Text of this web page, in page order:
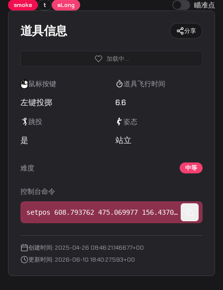
smoke t aLong 瞄准点
道具信息 分享
加载中...
鼠标按键
左键投掷
道具飞行时间
6.6
跳投
是
姿态
站立
难度 中等
控制台命令
setpos 608.793762 475.069977 156.437073;setang -19.585604 15.745056 0.000000
创建时间: 2025-04-26 08:46:21.146677+00
更新时间: 2026-06-10 18:40:27.593+00